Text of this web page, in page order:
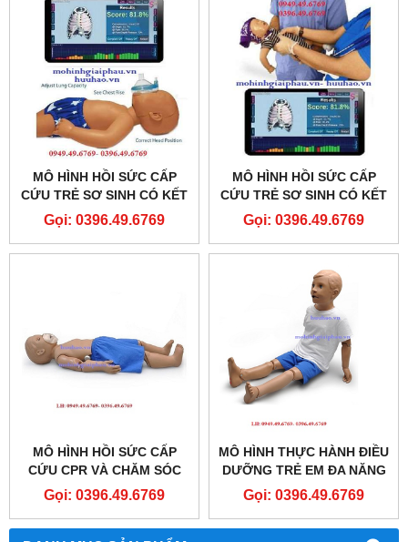
MÔ HÌNH HỒI SỨC CẤP
CỨU TRẺ SƠ SINH CÓ KẾT
NỐI MÁY TÍNH BABY CPR
Gọi: 0396.49.6769
MÔ HÌNH HỒI SỨC CẤP
CỨU TRẺ SƠ SINH CÓ KẾT
NỐI MÁY TÍNH NEONATE
Gọi: 0396.49.6769
MÔ HÌNH HỒI SỨC CẤP
CỨU CPR VÀ CHĂM SÓC
CHẤN THƯƠNG TRẺ 1
TUỔI MODEL S111
Gọi: 0396.49.6769
MÔ HÌNH THỰC HÀNH ĐIỀU
DƯỠNG TRẺ EM ĐA NĂNG
5 TUỔI
Gọi: 0396.49.6769